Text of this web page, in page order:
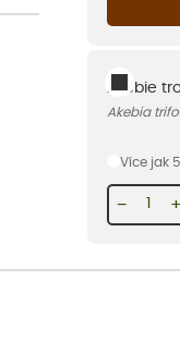
Akébie
Akebia
Více jak
+
−